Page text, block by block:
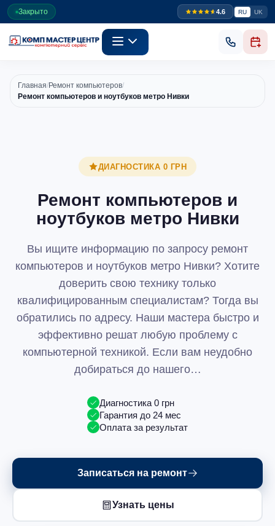
Закрыто 4.6 RU UK
Главная/Ремонт компьютеров/
Ремонт компьютеров и ноутбуков метро Нивки
ДИАГНОСТИКА 0 ГРН
Ремонт компьютеров и
ноутбуков метро Нивки
Вы ищите информацию по запросу ремонт
компьютеров и ноутбуков метро Нивки? Хотите
доверить свою технику только
квалифицированным специалистам? Тогда вы
обратились по адресу. Наши мастера быстро и
эффективно решат любую проблему с
компьютерной техникой. Если вам неудобно
добираться до нашего…
Диагностика 0 грн
Гарантия до 24 мес
Оплата за результат
Записаться на ремонт
Узнать цены